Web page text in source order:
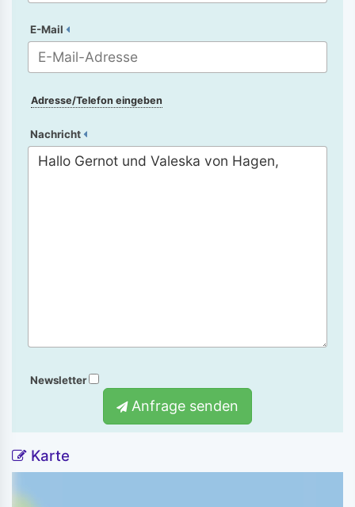
E-Mail
Adresse/Telefon eingeben
Nachricht
Newsletter
Anfrage senden
Karte